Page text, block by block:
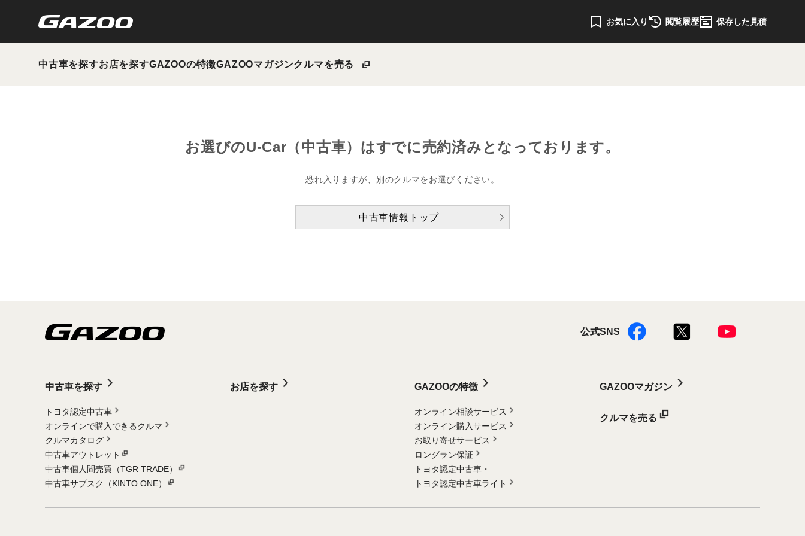
お気に入り 閲覧履歴 保存した見積
中古車を探すお店を探すGAZOOの特徴GAZOOマガジンクルマを売る
お選びのU-Car（中古車）はすでに売約済みとなっております。
恐れ入りますが、別のクルマをお選びください。
中古車情報トップ
公式SNS
中古車を探す
トヨタ認定中古車
オンラインで購入できるクルマ
クルマカタログ
中古車アウトレット
中古車個人間売買（TGR TRADE）
中古車サブスク（KINTO ONE）
お店を探す GAZOOの特徴
オンライン相談サービス
オンライン購入サービス
お取り寄せサービス
ロングラン保証
トヨタ認定中古車・
トヨタ認定中古車ライト
GAZOOマガジン
クルマを売る